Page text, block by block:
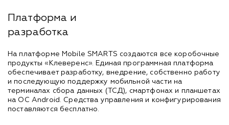
Платформа и
разработка
На платформе Mobile SMARTS создаются все коробочные
продукты «Клеверенс». Единая программная платформа
обеспечивает разработку, внедрение, собственно работу
и последующую поддержку мобильной части на
терминалах сбора данных (ТСД), смартфонах и планшетах
на ОС Android. Средства управления и конфигурирования
поставляются бесплатно.